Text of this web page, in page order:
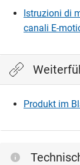
Istruzioni di
canali E-
Produkt im